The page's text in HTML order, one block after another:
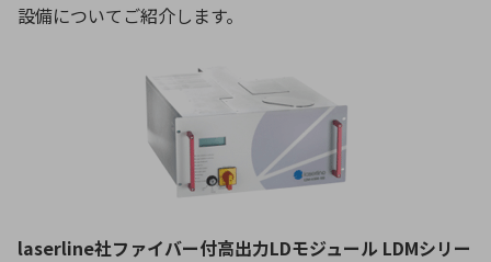
設備についてご紹介します。
laserline社ファイバー付高出力LDモジュール LDMシリー